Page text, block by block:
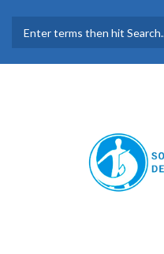
FORMULARIO
BÚSQUEDA